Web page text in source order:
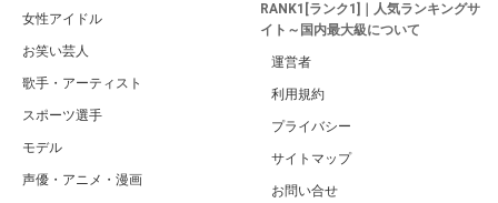
女性アイドル
お笑い芸人
歌手・アーティスト
スポーツ選手
モデル
声優・アニメ・漫画
RANK1[ランク1]｜人気ランキングサ
イト～国内最大級について
運営者
利用規約
プライバシー
サイトマップ
お問い合せ